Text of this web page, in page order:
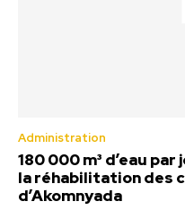
Administration
180 000 m³ d’eau par
la réhabilitation des
d’Akomnyada